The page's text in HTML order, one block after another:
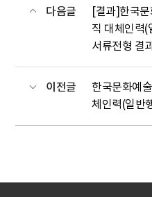
다음글
[결과]한국
직 대체인력(
서류전형 결
이전글
한국문화예
체인력(일반